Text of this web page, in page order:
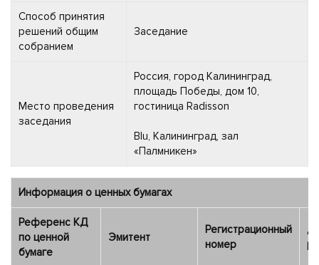
Способ принятия
решений общим
собранием
Заседание
Место проведения
заседания
Россия, город Калининград,
площадь Победы, дом 10,
гостиница Radisson
Blu, Калининград, зал
«Палмникен»
Информация о ценных бумагах
Референс КД
по ценной
бумаге
Эмитент
Регистрационный
номер